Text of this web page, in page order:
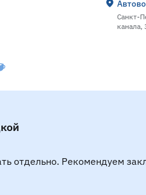
Санкт-
канала,
отдельно. Рекомендуем